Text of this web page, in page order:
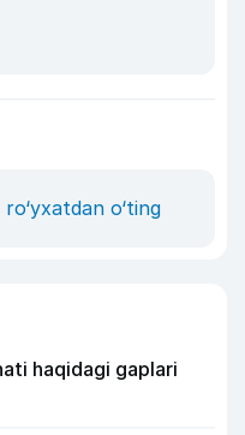
ro‘yxatdan o‘ting
haqidagi gaplari